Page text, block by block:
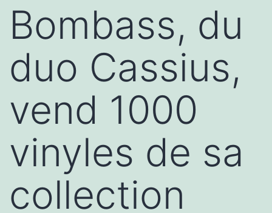
Bombass, du
duo Cassius,
vend 1000
vinyles de sa
collection